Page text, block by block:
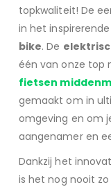
topkwaliteit! De
in het
bike. De
één van onze top
fietsen
gemaakt om in
omgeving en om
aangenamer en
Dankzij het
is het nog nooit